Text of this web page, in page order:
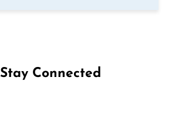
Stay Connected